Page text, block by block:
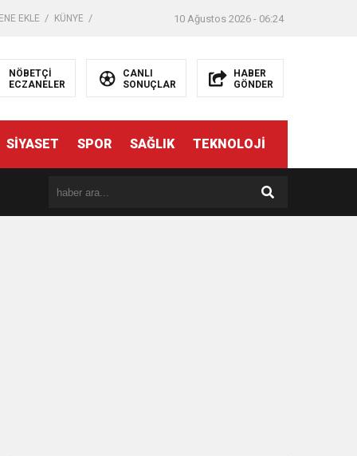
EKLE KÜNYE 10 Ağustos 2026 - 06:24
NÖBETÇİ
ECZANELER
CANLI
SONUÇLAR
HABER
GÖNDER
SİYASET SPOR SAĞLIK TEKNOLOJİ